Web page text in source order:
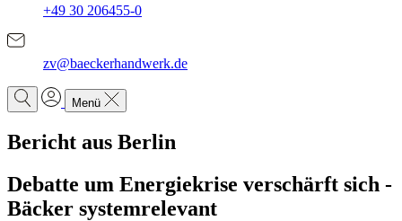
+49 30 206455-0
zv@baeckerhandwerk.de
Menü
Bericht aus Berlin
Debatte um Energiekrise verschärft sich -
Bäcker systemrelevant